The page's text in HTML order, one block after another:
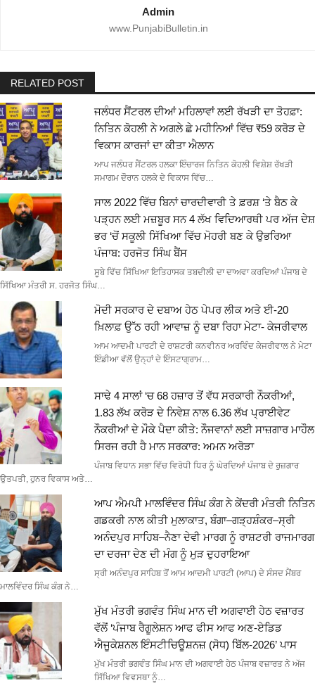
Admin
www.PunjabiBulletin.in
RELATED POST
ਜਲੰਧਰ ਸੈਂਟਰਲ ਦੀਆਂ ਮਹਿਲਾਵਾਂ ਲਈ ਰੱਖੜੀ ਦਾ ਤੋਹਫ਼ਾ:
ਨਿਤਿਨ ਕੋਹਲੀ ਨੇ ਅਗਲੇ ਛੇ ਮਹੀਨਿਆਂ ਵਿੱਚ ₹59 ਕਰੋੜ ਦੇ
ਵਿਕਾਸ ਕਾਰਜਾਂ ਦਾ ਕੀਤਾ ਐਲਾਨ
ਆਪ ਜਲੰਧਰ ਸੈਂਟਰਲ ਹਲਕਾ ਇੰਚਾਰਜ ਨਿਤਿਨ ਕੋਹਲੀ ਵਿਸ਼ੇਸ਼ ਰੱਖੜੀ
ਸਮਾਗਮ ਦੌਰਾਨ ਹਲਕੇ ਦੇ ਵਿਕਾਸ ਵਿੱਚ…
ਸਾਲ 2022 ਵਿੱਚ ਬਿਨਾਂ ਚਾਰਦੀਵਾਰੀ ਤੇ ਫ਼ਰਸ਼ ‘ਤੇ ਬੈਠ ਕੇ
ਪੜ੍ਹਨ ਲਈ ਮਜ਼ਬੂਰ ਸਨ 4 ਲੱਖ ਵਿਦਿਆਰਥੀ ਪਰ ਅੱਜ ਦੇਸ਼
ਭਰ ‘ਚੋਂ ਸਕੂਲੀ ਸਿੱਖਿਆ ਵਿੱਚ ਮੋਹਰੀ ਬਣ ਕੇ ਉਭਰਿਆ
ਪੰਜਾਬ: ਹਰਜੋਤ ਸਿੰਘ ਬੈਂਸ
ਸੂਬੇ ਵਿੱਚ ਸਿੱਖਿਆ ਇਤਿਹਾਸਕ ਤਬਦੀਲੀ ਦਾ ਦਾਅਵਾ ਕਰਦਿਆਂ ਪੰਜਾਬ ਦੇ
ਸਿੱਖਿਆ ਮੰਤਰੀ ਸ. ਹਰਜੋਤ ਸਿੰਘ…
ਮੋਦੀ ਸਰਕਾਰ ਦੇ ਦਬਾਅ ਹੇਠ ਪੇਪਰ ਲੀਕ ਅਤੇ ਈ-20
ਖ਼ਿਲਾਫ਼ ਉੱਠ ਰਹੀ ਆਵਾਜ਼ ਨੂੰ ਦਬਾ ਰਿਹਾ ਮੇਟਾ- ਕੇਜਰੀਵਾਲ
ਆਮ ਆਦਮੀ ਪਾਰਟੀ ਦੇ ਰਾਸ਼ਟਰੀ ਕਨਵੀਨਰ ਅਰਵਿੰਦ ਕੇਜਰੀਵਾਲ ਨੇ ਮੇਟਾ
ਇੰਡੀਆ ਵੱਲੋਂ ਉਨ੍ਹਾਂ ਦੇ ਇੰਸਟਾਗ੍ਰਾਮ…
ਸਾਢੇ 4 ਸਾਲਾਂ ‘ਚ 68 ਹਜ਼ਾਰ ਤੋਂ ਵੱਧ ਸਰਕਾਰੀ ਨੌਕਰੀਆਂ,
1.83 ਲੱਖ ਕਰੋੜ ਦੇ ਨਿਵੇਸ਼ ਨਾਲ 6.36 ਲੱਖ ਪ੍ਰਾਈਵੇਟ
ਨੌਕਰੀਆਂ ਦੇ ਮੌਕੇ ਪੈਦਾ ਕੀਤੇ: ਨੌਜਵਾਨਾਂ ਲਈ ਸਾਜ਼ਗਾਰ ਮਾਹੌਲ
ਸਿਰਜ ਰਹੀ ਹੈ ਮਾਨ ਸਰਕਾਰ: ਅਮਨ ਅਰੋੜਾ
ਪੰਜਾਬ ਵਿਧਾਨ ਸਭਾ ਵਿੱਚ ਵਿਰੋਧੀ ਧਿਰ ਨੂੰ ਘੇਰਦਿਆਂ ਪੰਜਾਬ ਦੇ ਰੁਜ਼ਗਾਰ
ਉਤਪਤੀ, ਹੁਨਰ ਵਿਕਾਸ ਅਤੇ…
ਆਪ ਐਮਪੀ ਮਾਲਵਿੰਦਰ ਸਿੰਘ ਕੰਗ ਨੇ ਕੇਂਦਰੀ ਮੰਤਰੀ ਨਿਤਿਨ
ਗਡਕਰੀ ਨਾਲ ਕੀਤੀ ਮੁਲਾਕਾਤ, ਬੰਗਾ–ਗੜ੍ਹਸ਼ੰਕਰ–ਸ੍ਰੀ
ਅਨੰਦਪੁਰ ਸਾਹਿਬ–ਨੈਣਾ ਦੇਵੀ ਮਾਰਗ ਨੂੰ ਰਾਸ਼ਟਰੀ ਰਾਜਮਾਰਗ
ਦਾ ਦਰਜਾ ਦੇਣ ਦੀ ਮੰਗ ਨੂੰ ਮੁੜ ਦੁਹਰਾਇਆ
ਸ੍ਰੀ ਅਨੰਦਪੁਰ ਸਾਹਿਬ ਤੋਂ ਆਮ ਆਦਮੀ ਪਾਰਟੀ (ਆਪ) ਦੇ ਸੰਸਦ ਮੈਂਬਰ
ਮਾਲਵਿੰਦਰ ਸਿੰਘ ਕੰਗ ਨੇ…
ਮੁੱਖ ਮੰਤਰੀ ਭਗਵੰਤ ਸਿੰਘ ਮਾਨ ਦੀ ਅਗਵਾਈ ਹੇਠ ਵਜ਼ਾਰਤ
ਵੱਲੋਂ ‘ਪੰਜਾਬ ਰੈਗੂਲੇਸ਼ਨ ਆਫ ਫੀਸ ਆਫ ਅਣ-ਏਡਿਡ
ਐਜੂਕੇਸ਼ਨਲ ਇੰਸਟੀਚਿਊਸ਼ਨਜ਼ (ਸੋਧ) ਬਿੱਲ-2026’ ਪਾਸ
ਮੁੱਖ ਮੰਤਰੀ ਭਗਵੰਤ ਸਿੰਘ ਮਾਨ ਦੀ ਅਗਵਾਈ ਹੇਠ ਪੰਜਾਬ ਵਜ਼ਾਰਤ ਨੇ ਅੱਜ
ਸਿੱਖਿਆ ਵਿਵਸਥਾ ਨੂੰ…